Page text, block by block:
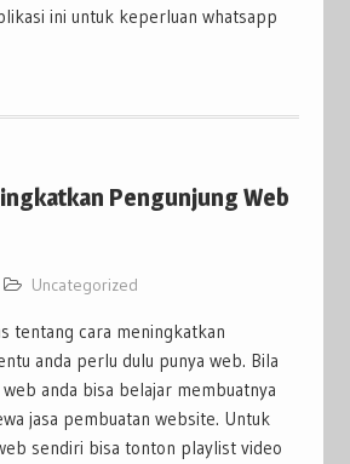
ini untuk keperluan whatsapp
Pengunjung Web
Uncategorized
tentang cara meningkatkan
anda perlu dulu punya web. Bila
anda bisa belajar membuatnya
jasa pembuatan website. Untuk
sendiri bisa tonton playlist video